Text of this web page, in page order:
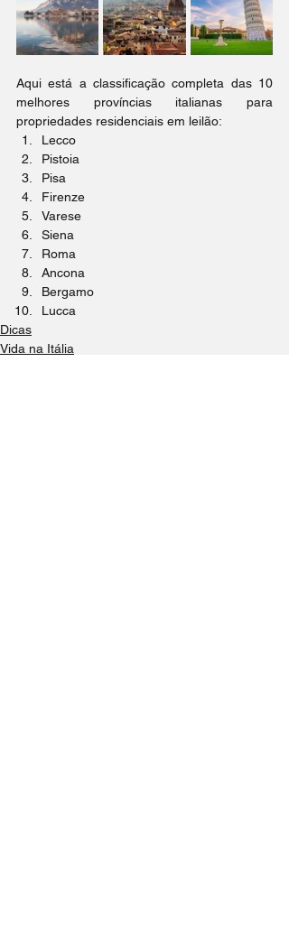
Aqui está a classificação completa das 10
melhores províncias italianas para
propriedades residenciais em leilão:
Lecco
Pistoia
Pisa
Firenze
Varese
Siena
Roma
Ancona
Bergamo
Lucca
Dicas
Vida na Itália